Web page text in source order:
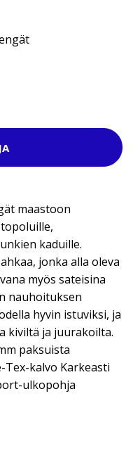
maastoon
kaduille.
jonka alla oleva
myös sateisina
nauhoituksen
hyvin istuviksi, ja
kiviltä ja juurakoilta.
paksuista
Tex-kalvo Karkeasti
ulkopohja